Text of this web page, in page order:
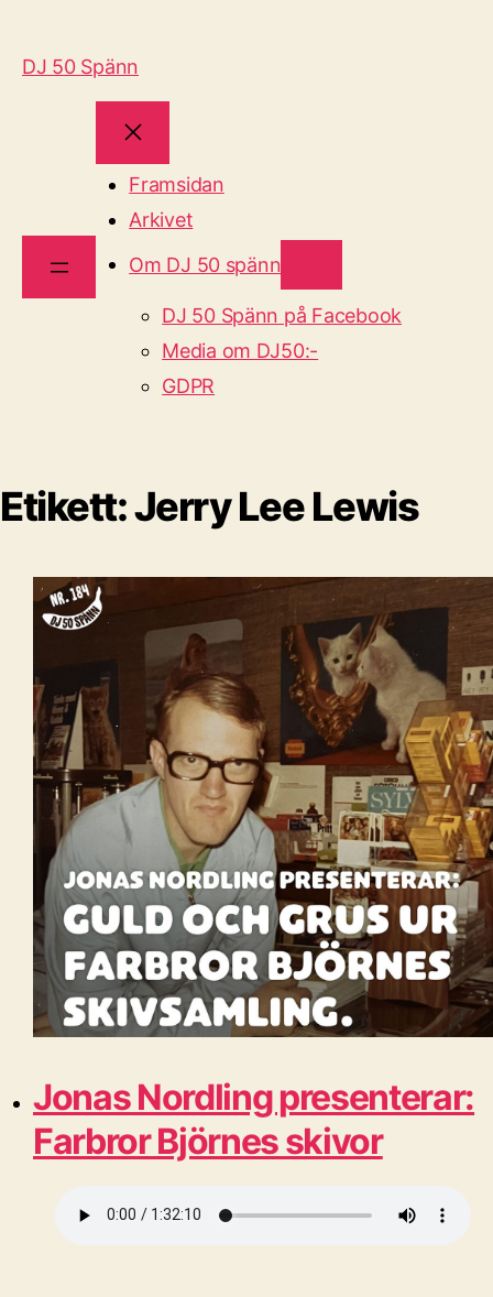
DJ 50 Spänn
Framsidan
Arkivet
Om DJ 50 spänn
DJ 50 Spänn på Facebook
Media om DJ50:-
GDPR
Etikett:Jerry Lee Lewis
Jonas Nordling presenterar:
Farbror Björnes skivor